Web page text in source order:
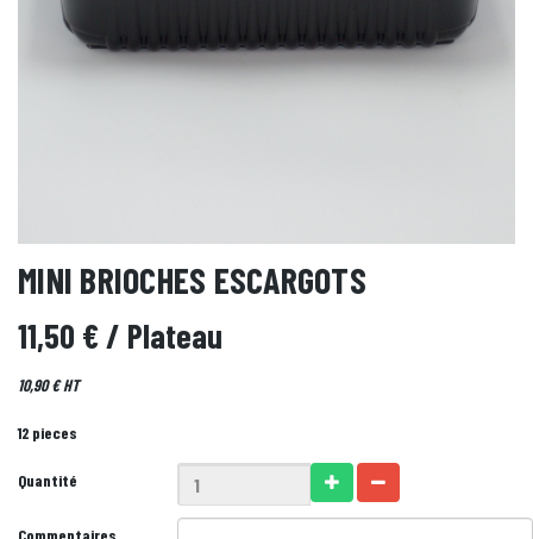
MINI BRIOCHES ESCARGOTS
11,50 €/ Plateau
10,90 € HT
12 pieces
Quantité